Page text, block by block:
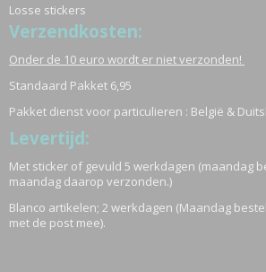
Losse stickers
Verzendkosten:
Onder de 10 euro wordt er niet verzonden!
Standaard Pakket 6,95
Pakket dienst voor particulieren : België &
Levertijd:
Met sticker of gevuld 5 werkdagen (maandag
maandag daarop verzonden.)
Blanco artikelen; 2 werkdagen (Maandag
met de post mee).